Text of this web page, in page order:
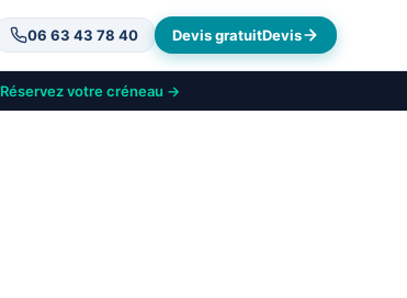
06 63 43 78 40 Devis gratuitDevis
Réservez votre créneau →